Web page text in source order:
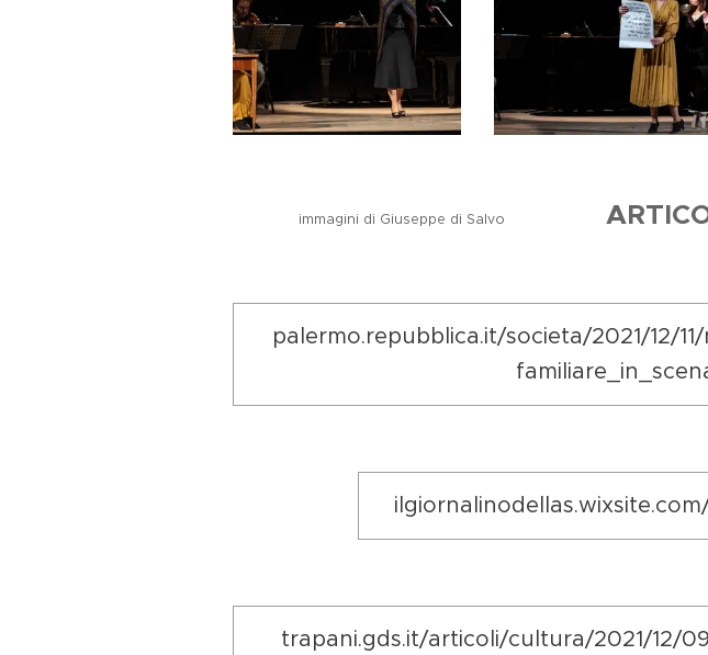
immagini di Giuseppe di Salvo
palermo.repubblica.it/societa/2021/12/
trapani.gds.it/articoli/cultura/2021/12/